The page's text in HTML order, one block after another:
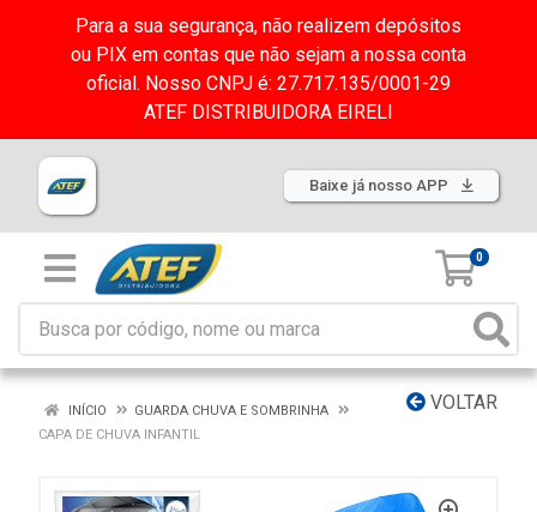
Para a sua segurança, não realizem depósitos
ou PIX em contas que não sejam a nossa conta
oficial. Nosso CNPJ é: 27.717.135/0001-29
ATEF DISTRIBUIDORA EIRELI
Baixe já nosso APP
0
VOLTAR
INÍCIO
GUARDA CHUVA E SOMBRINHA
CAPA DE CHUVA INFANTIL